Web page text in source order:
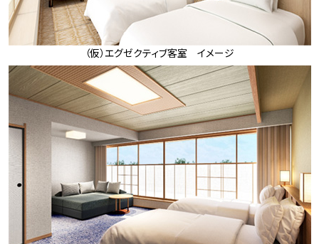
（仮）エグゼクティブ客室 イメージ